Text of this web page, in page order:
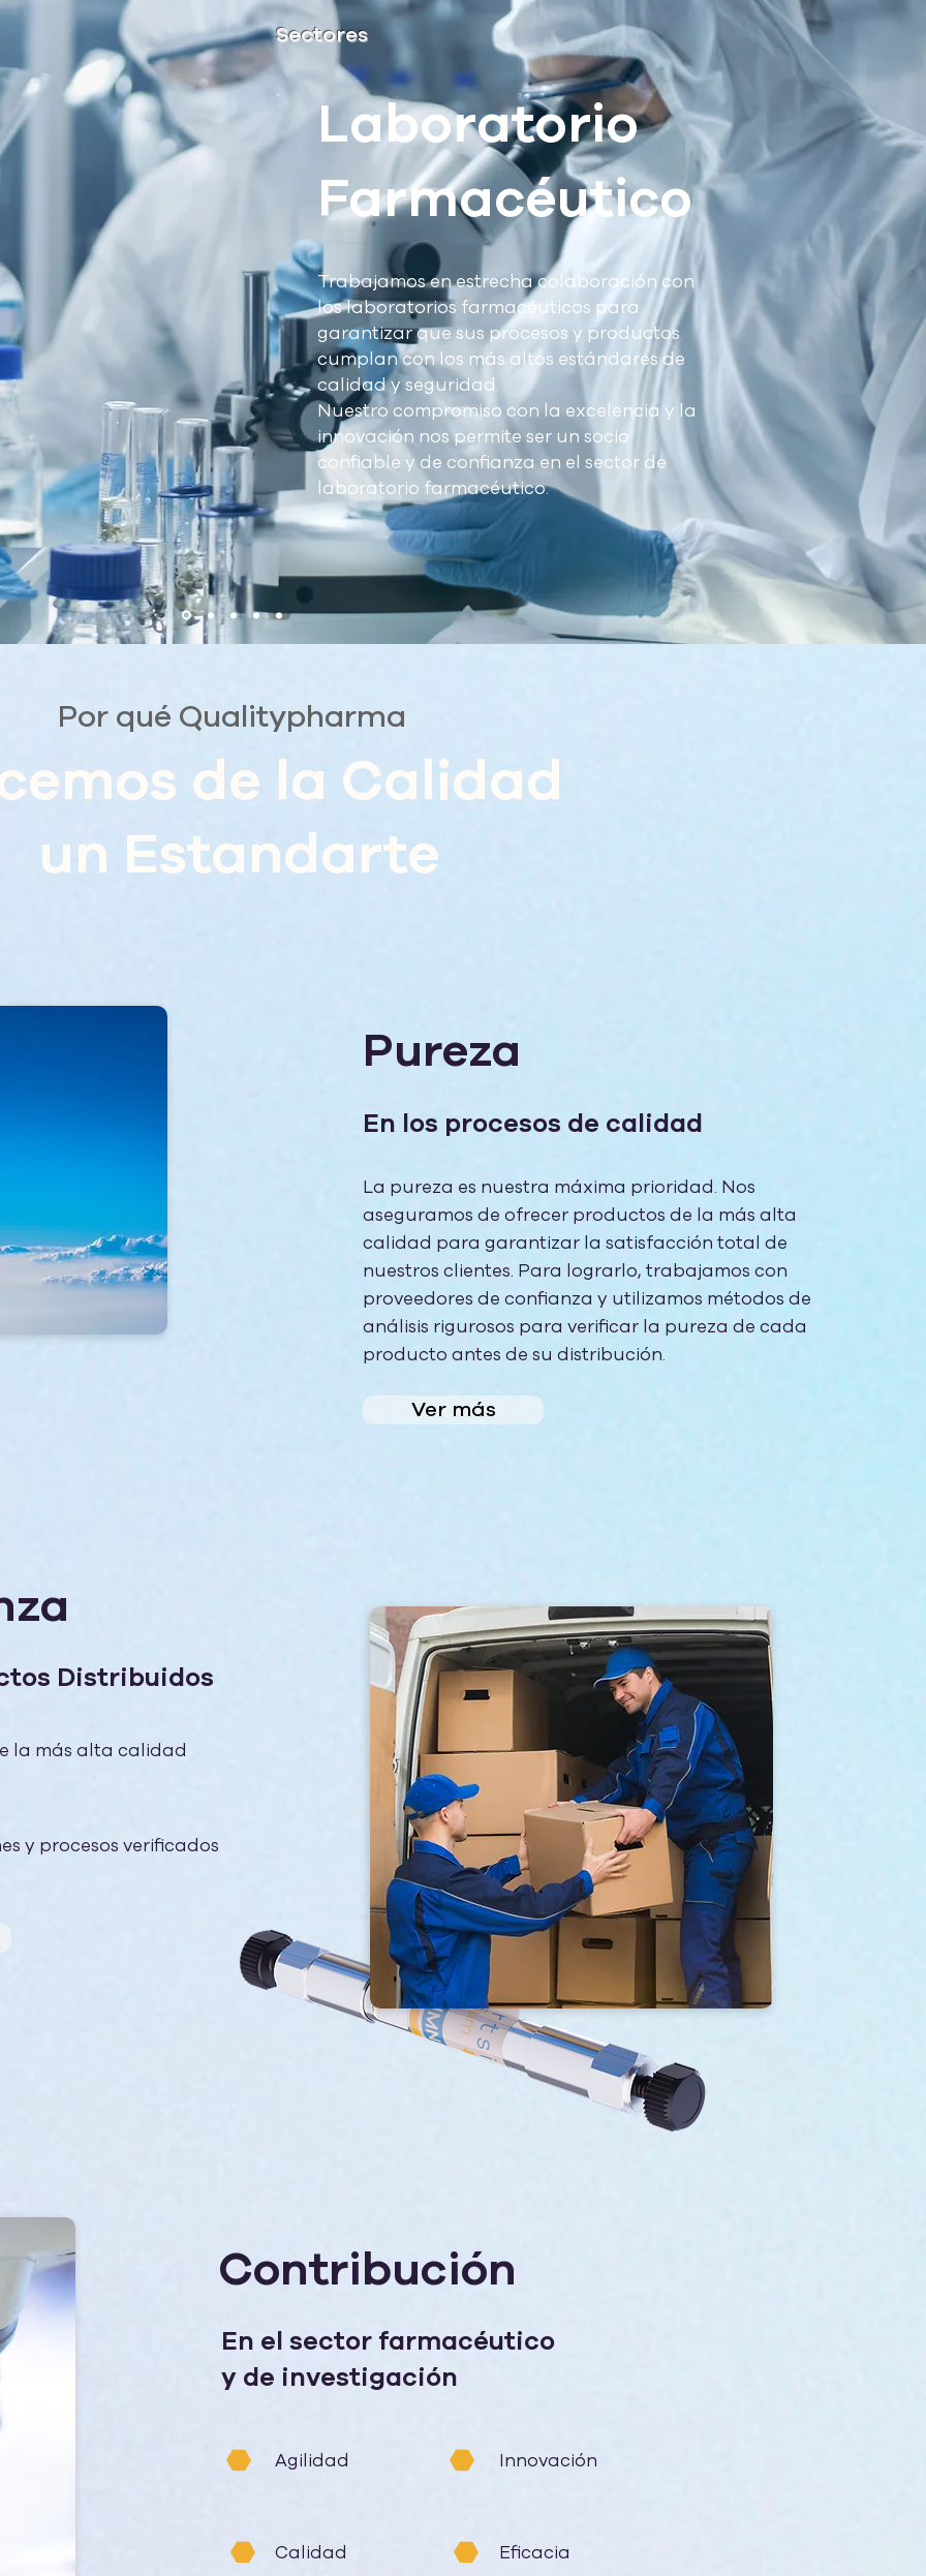
Sectores
Laboratorio
Farmacéutico
Trabajamos en estrecha colaboración con
los laboratorios farmacéuticos para
garantizar que sus procesos y productos
cumplan con los más altos estándares de
calidad y seguridad.
Nuestro compromiso con la excelencia y la
innovación nos permite ser un socio
confiable y de confianza en el sector de
laboratorio farmacéutico.
Por qué Qualitypharma
de la Calidad
un Estandarte
Pureza
En los procesos de calidad
La pureza es nuestra máxima prioridad. Nos
aseguramos de ofrecer productos de la más alta
calidad para garantizar la satisfacción total de
nuestros clientes. Para lograrlo, trabajamos con
proveedores de confianza y utilizamos métodos de
análisis rigurosos para verificar la pureza de cada
producto antes de su distribución.
Ver más
Contribución
En el sector farmacéutico
y de investigación
Agilidad Innovación
Calidad Eficacia
Distribuidos
la más alta calidad
y procesos verificados